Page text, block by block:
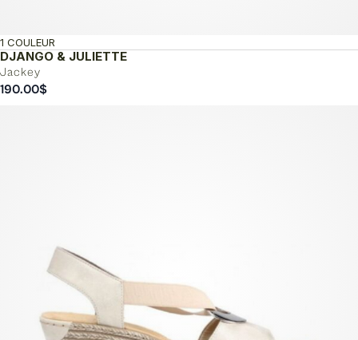
DJANGO & JULIETTE
Jackey
1 COULEUR
190.00$